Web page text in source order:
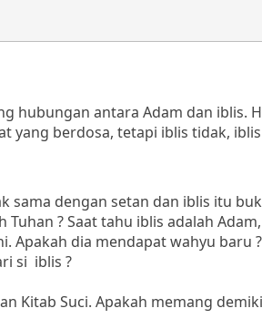
hubungan antara Adam dan iblis.
yang berdosa, tetapi iblis tidak,
sama dengan setan dan iblis itu
? Saat tahu iblis adalah
Apakah dia mendapat wahyu baru
si iblis ?
Kitab Suci. Apakah memang